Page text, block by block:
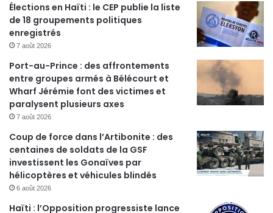
Élections en Haïti : le CEP publie la liste
de 18 groupements politiques
enregistrés
7 août 2026
Port-au-Prince : des affrontements
entre groupes armés à Bélécourt et
Wharf Jérémie font des victimes et
paralysent plusieurs axes
7 août 2026
Coup de force dans l’Artibonite : des
centaines de soldats de la GSF
investissent les Gonaïves par
hélicoptères et véhicules blindés
6 août 2026
Haïti : l’Opposition progressiste lance